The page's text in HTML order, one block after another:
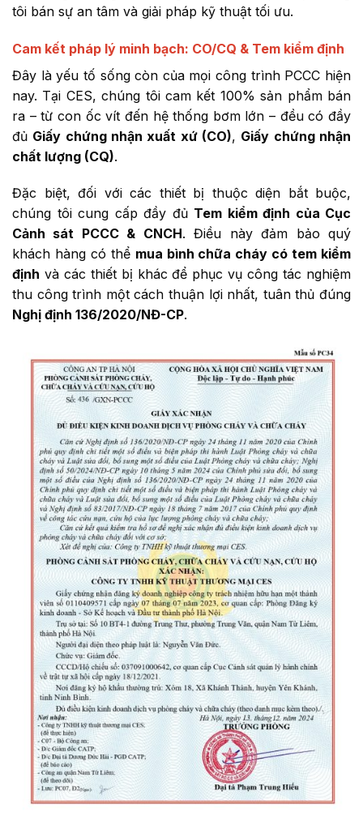
tôi bán sự an tâm và giải pháp kỹ thuật tối ưu.
Cam kết pháp lý minh bạch: CO/CQ & Tem kiểm định
Đây là yếu tố sống còn của mọi công trình PCCC hiện
nay. Tại CES, chúng tôi cam kết 100% sản phẩm bán
ra – từ con ốc vít đến hệ thống bơm lớn – đều có đầy
đủ Giấy chứng nhận xuất xứ (CO), Giấy chứng nhận
chất lượng (CQ).
Đặc biệt, đối với các thiết bị thuộc diện bắt buộc,
chúng tôi cung cấp đầy đủ Tem kiểm định của Cục
Cảnh sát PCCC & CNCH. Điều này đảm bảo quý
khách hàng có thể mua bình chữa cháy có tem kiểm
định và các thiết bị khác để phục vụ công tác nghiệm
thu công trình một cách thuận lợi nhất, tuân thủ đúng
Nghị định 136/2020/NĐ-CP.